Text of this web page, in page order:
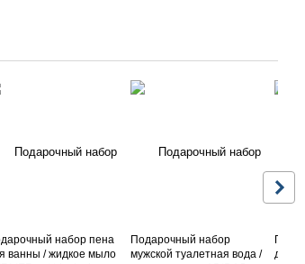
набор пена
ванны / жидкое мыло
Подарочный набор
мужской туалетная вода /
для